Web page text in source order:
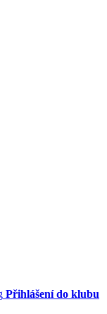
Přihlášení do klubu